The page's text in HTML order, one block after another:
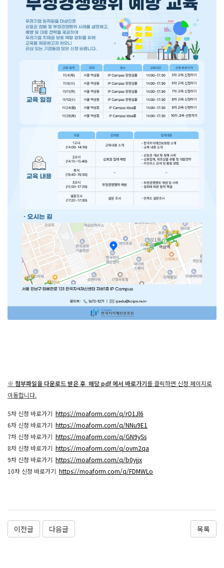
※ 첨부파일을 다운로드 받은 후 해당 pdf 에서 바로가기를 클릭하면 신청 페이지로
이동합니다.
5차 신청 바로가기 https://moaform.com/q/rO1Jl6
6차 신청 바로가기 https://moaform.com/q/NNu9E1
7차 신청 바로가기 https://moaform.com/q/GN9ySs
8차 신청 바로가기 https://moaform.com/q/ovm2qa
9차 신청 바로가기 https://moaform.com/q/b0yjjx
10차 신청 바로가기 https://moaform.com/q/FDMWLo
이전글 다음글 목록